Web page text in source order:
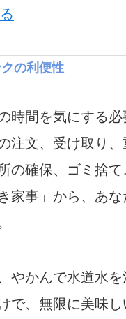
の利便性
時間を気にする
注文、受け取り
の確保、ゴミ捨
家事」から、あ
やかんで水道水を
で、無限に美味